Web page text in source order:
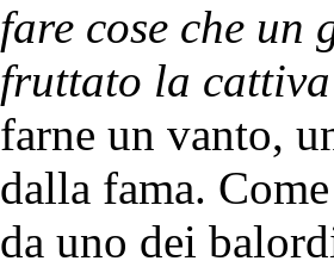
fare cose che un
fruttato la
farne un vanto,
dalla fama.
da uno dei